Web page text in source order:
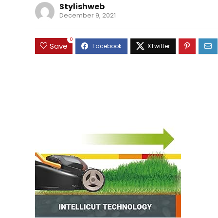
Stylishweb
December 9, 2021
Save
0